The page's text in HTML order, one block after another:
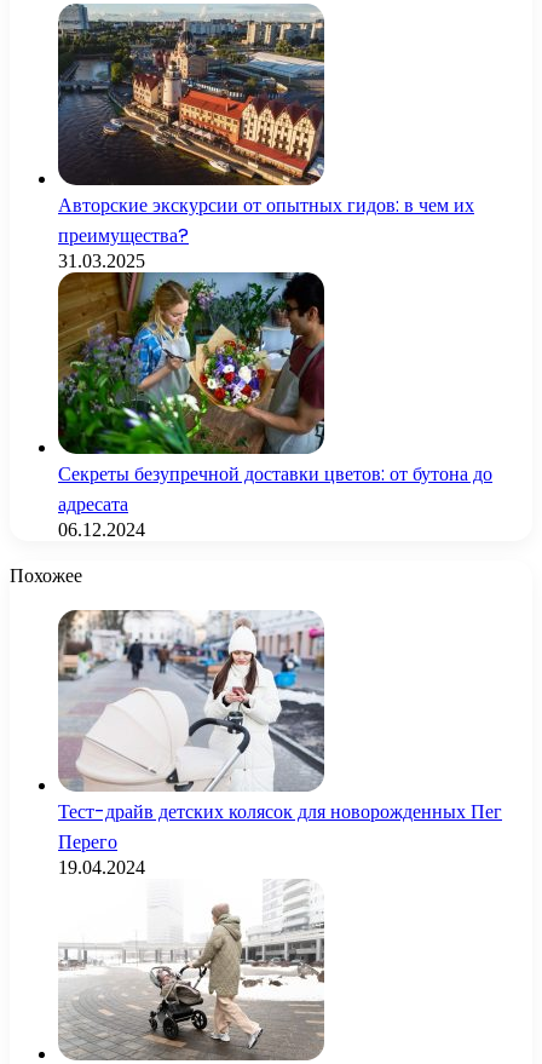
Авторские экскурсии от опытных гидов: в чем их
преимущества?
31.03.2025
Секреты безупречной доставки цветов: от бутона до
адресата
06.12.2024
Похожее
Тест-драйв детских колясок для новорожденных Пег
Перего
19.04.2024